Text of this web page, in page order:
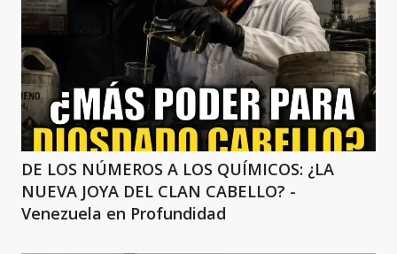
DE LOS NÚMEROS A LOS QUÍMICOS: ¿LA
NUEVA JOYA DEL CLAN CABELLO? -
Venezuela en Profundidad